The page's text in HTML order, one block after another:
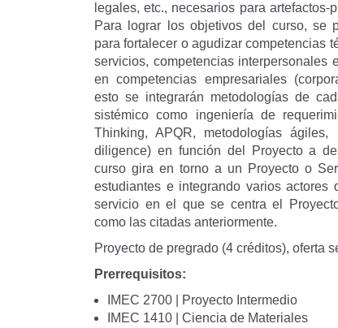
legales, etc., necesarios para
Para lograr los objetivos del curso, se
para fortalecer o agudizar competencias
servicios, competencias interpersonales
en competencias empresariales
esto se integrarán metodologías de
sistémico como ingeniería de
Thinking, APQR, metodologías
diligence) en función del Proyecto a
curso gira en torno a un Proyecto o
estudiantes e integrando varios
servicio en el que se centra el
como las citadas anteriormente.
Proyecto de pregrado (4 créditos), oferta
Prerrequisitos:
IMEC 2700 | Proyecto Intermedio
IMEC 1410 | Ciencia de Materiales